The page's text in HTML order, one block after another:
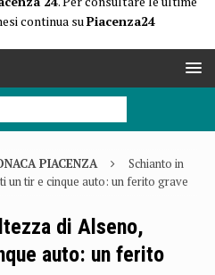
continua suPiacenza24
PIACENZA
Schianto in
un tir e cinque auto: un ferito grave
di Alseno,
auto: un ferito